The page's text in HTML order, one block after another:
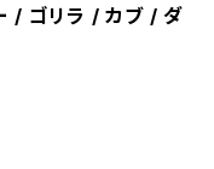
/ ゴリラ / カブ / ダ